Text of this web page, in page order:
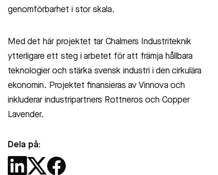
genomförbarhet i stor skala.
Med det här projektet tar Chalmers Industriteknik
ytterligare ett steg i arbetet för att främja hållbara
teknologier och stärka svensk industri i den cirkulära
ekonomin. Projektet finansieras av Vinnova och
inkluderar industripartners Rottneros och Copper
Lavender.
Dela på: